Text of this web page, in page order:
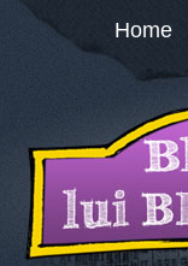
Home